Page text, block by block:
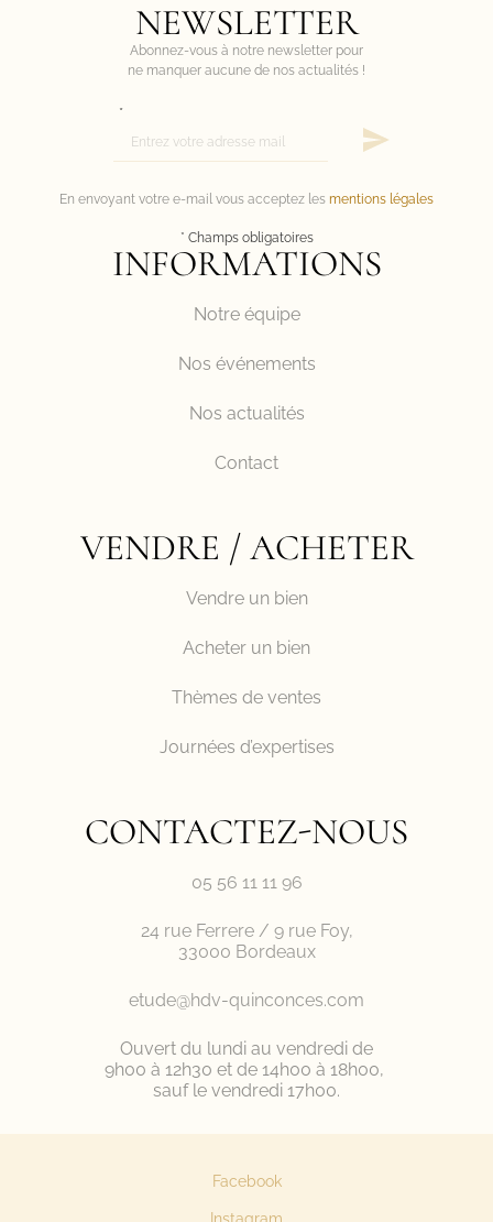
NEWSLETTER
Abonnez-vous à notre newsletter pour
ne manquer aucune de nos actualités !
*
En envoyant votre e-mail vous acceptez les mentions légales
* Champs obligatoires
INFORMATIONS
Notre équipe
Nos événements
Nos actualités
Contact
VENDRE / ACHETER
Vendre un bien
Acheter un bien
Thèmes de ventes
Journées d’expertises
CONTACTEZ-NOUS
05 56 11 11 96
24 rue Ferrere / 9 rue Foy,
33000 Bordeaux
etude@hdv-quinconces.com
Ouvert du lundi au vendredi de
9h00 à 12h30 et de 14h00 à 18h00,
sauf le vendredi 17h00.
Facebook